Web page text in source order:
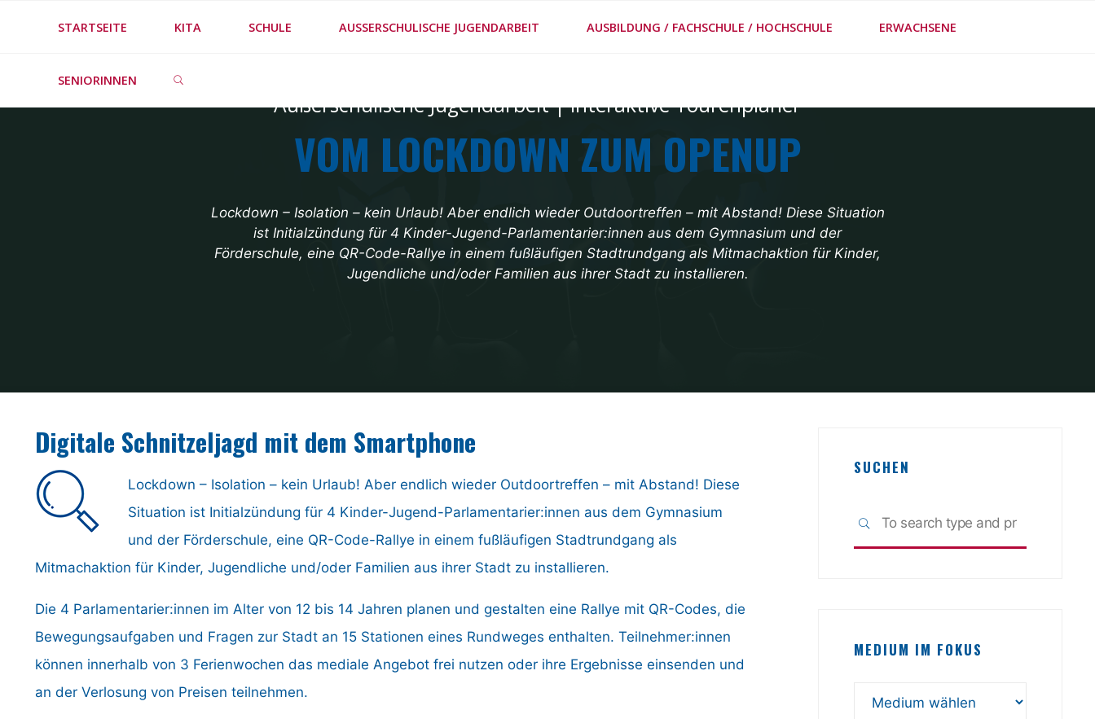
METHODENSTECKBRIEFE
STARTSEITE KITA SCHULE AUSSERSCHULISCHE JUGENDARBEIT AUSBILDUNG / FACHSCHULE / HOCHSCHULE ERWACHSENE
SENIORINNEN
Außerschulische Jugendarbeit|Interaktive Tourenplaner
VOM LOCKDOWN ZUM OPENUP
Lockdown – Isolation – kein Urlaub! Aber endlich wieder Outdoortreffen – mit Abstand! Diese Situation
ist Initialzündung für 4 Kinder-Jugend-Parlamentarier:innen aus dem Gymnasium und der
Förderschule, eine QR-Code-Rallye in einem fußläufigen Stadtrundgang als Mitmachaktion für Kinder,
Jugendliche und/oder Familien aus ihrer Stadt zu installieren.
Digitale Schnitzeljagd mit dem Smartphone
Lockdown – Isolation – kein Urlaub! Aber endlich wieder Outdoortreffen – mit Abstand! Diese
Situation ist Initialzündung für 4 Kinder-Jugend-Parlamentarier:innen aus dem Gymnasium
und der Förderschule, eine QR-Code-Rallye in einem fußläufigen Stadtrundgang als
Mitmachaktion für Kinder, Jugendliche und/oder Familien aus ihrer Stadt zu installieren.
Die 4 Parlamentarier:innen im Alter von 12 bis 14 Jahren planen und gestalten eine Rallye mit QR-Codes, die
Bewegungsaufgaben und Fragen zur Stadt an 15 Stationen eines Rundweges enthalten. Teilnehmer:innen
können innerhalb von 3 Ferienwochen das mediale Angebot frei nutzen oder ihre Ergebnisse einsenden und
an der Verlosung von Preisen teilnehmen.
SUCHEN
SEARCH
MEDIUM IM FOKUS